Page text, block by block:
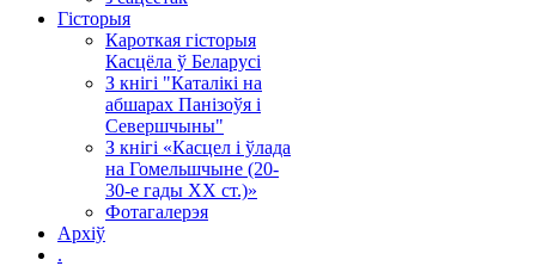
Гісторыя
Кароткая гісторыя
Касцёла ў Беларусі
З кнігі "Каталікі на
абшарах Панізоўя і
Севершчыны"
З кнігі «Касцел і ўлада
на Гомельшчыне (20-
30-е гады ХХ ст.)»
Фотагалерэя
Архіў
.